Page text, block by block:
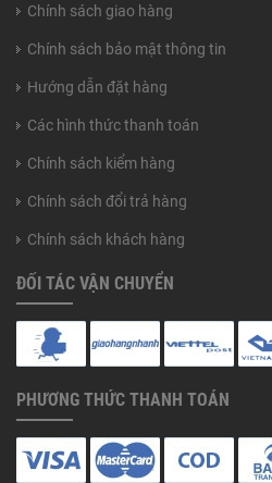
Chính sách giao hàng
Chính sách bảo mật thông tin
Hướng dẫn đặt hàng
Các hình thức thanh toán
Chính sách kiểm hàng
Chính sách đổi trả hàng
Chính sách khách hàng
ĐỐI TÁC VẬN CHUYỂN
PHƯƠNG THỨC THANH TOÁN